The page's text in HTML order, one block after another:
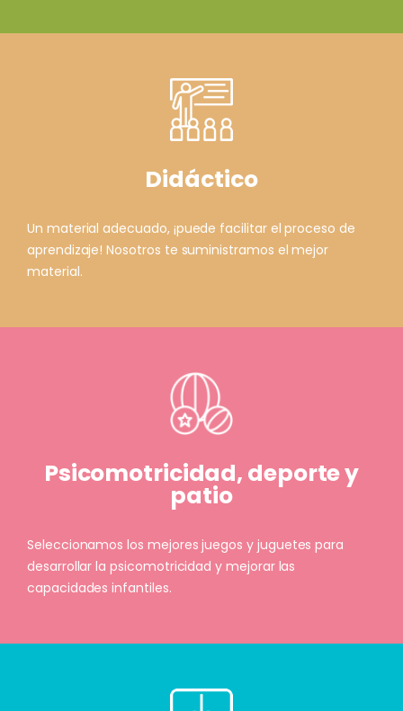
Didáctico
Un material adecuado, ¡puede facilitar el proceso de
aprendizaje! Nosotros te suministramos el mejor
material.
Psicomotricidad, deporte y
patio
Seleccionamos los mejores juegos y juguetes para
desarrollar la psicomotricidad y mejorar las
capacidades infantiles.